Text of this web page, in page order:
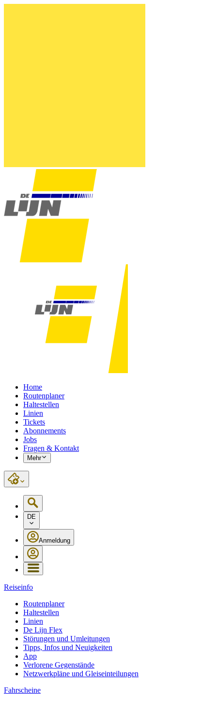
Home
Routenplaner
Haltestellen
Linien
Tickets
Abonnements
Jobs
Fragen & Kontakt
Mehr
DE
Anmeldung
Reiseinfo
Routenplaner
Haltestellen
Linien
De Lijn Flex
Störungen und Umleitungen
Tipps, Infos und Neuigkeiten
App
Verlorene Gegenstände
Netzwerkpläne und Gleiseinteilungen
Fahrscheine